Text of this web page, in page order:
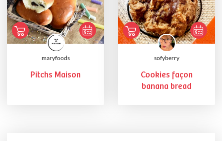
maryfoods
Pitchs Maison
sofyberry
Cookies façon
banana bread